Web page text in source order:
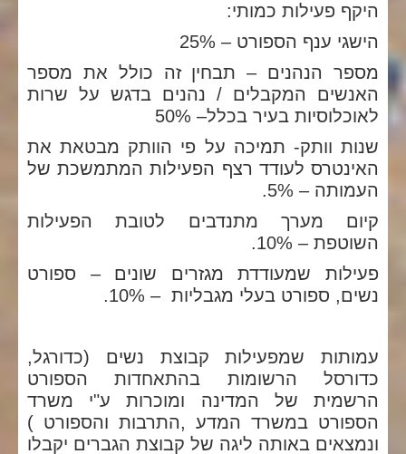
היקף פעילות כמותי:
הישגי ענף הספורט – 25%
מספר הנהנים – תבחין זה כולל את מספר
האנשים המקבלים / נהנים בדגש על שרות
לאוכלוסיות בעיר בכלל– 50%
שנות וותק- תמיכה על פי הוותק מבטאת את
האינטרס לעודד רצף הפעילות המתמשכת של
העמותה – 5%.
קיום מערך מתנדבים לטובת הפעילות
השוטפת – 10%.
פעילות שמעודדת מגזרים שונים – ספורט
נשים, ספורט בעלי מגבליות – 10%.
עמותות שמפעילות קבוצת נשים (כדורגל,
כדורסל הרשומות בהתאחדות הספורט
הרשמית של המדינה ומוכרות ע"י משרד
הספורט במשרד המדע ,התרבות והספורט )
ונמצאים באותה ליגה של קבוצת הגברים יקבלו